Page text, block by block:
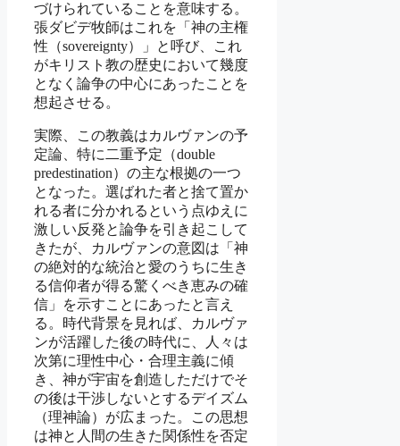
づけられていることを意味する。
張ダビデ牧師はこれを「神の主権
性（sovereignty）」と呼び、これ
がキリスト教の歴史において幾度
となく論争の中心にあったことを
想起させる。
実際、この教義はカルヴァンの予
定論、特に二重予定（double
predestination）の主な根拠の一つ
となった。選ばれた者と捨て置か
れる者に分かれるという点ゆえに
激しい反発と論争を引き起こして
きたが、カルヴァンの意図は「神
の絶対的な統治と愛のうちに生き
る信仰者が得る驚くべき恵みの確
信」を示すことにあったと言え
る。時代背景を見れば、カルヴァ
ンが活躍した後の時代に、人々は
次第に理性中心・合理主義に傾
き、神が宇宙を創造しただけでそ
の後は干渉しないとするデイズム
（理神論）が広まった。この思想
は神と人間の生きた関係性を否定